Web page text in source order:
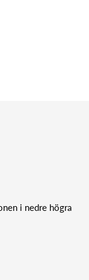
i nedre högra